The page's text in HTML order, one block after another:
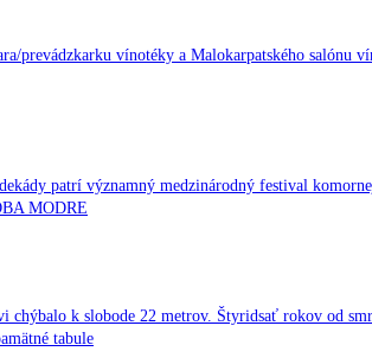
prevádzkarku vínotéky a Malokarpatského salónu
patrí významný medzinárodný festival
MODRE
chýbalo k slobode 22 metrov. Štyridsať rokov od
tabule